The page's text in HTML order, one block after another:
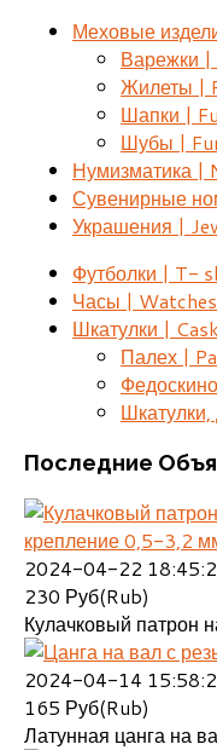
Меховые
Варежки
Жилеты |
Шапки |
Шубы |
Нумизматика |
Сувенирные
Украшения |
Футболки | T-
Часы | Watches
Шкатулки |
Палех |
Последние
крепление 0,5-3,2
2024-04-22
230 Руб(Rub)
Кулачковый патрон
2024-04-14
165 Руб(Rub)
Латунная цанга на